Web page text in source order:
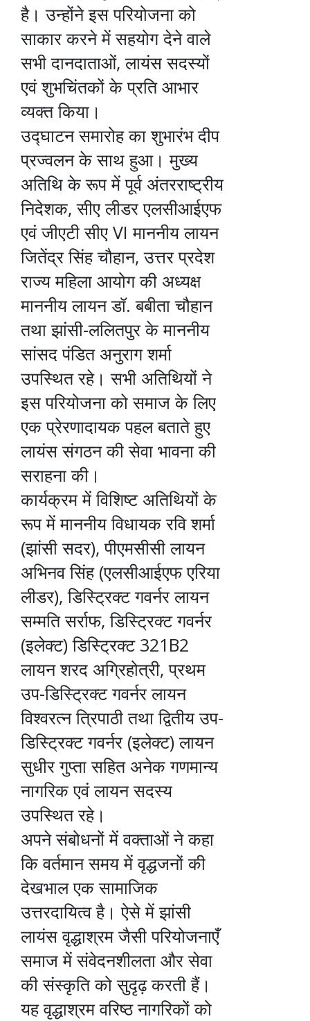
है। उन्होंने इस परियोजना को
साकार करने में सहयोग देने वाले
सभी दानदाताओं, लायंस सदस्यों
एवं शुभचिंतकों के प्रति आभार
व्यक्त किया।
उद्घाटन समारोह का शुभारंभ दीप
प्रज्वलन के साथ हुआ। मुख्य
अतिथि के रूप में पूर्व अंतरराष्ट्रीय
निदेशक, सीए लीडर एलसीआईएफ
एवं जीएटी सीए VI माननीय लायन
जितेंद्र सिंह चौहान, उत्तर प्रदेश
राज्य महिला आयोग की अध्यक्ष
माननीय लायन डॉ. बबीता चौहान
तथा झांसी-ललितपुर के माननीय
सांसद पंडित अनुराग शर्मा
उपस्थित रहे। सभी अतिथियों ने
इस परियोजना को समाज के लिए
एक प्रेरणादायक पहल बताते हुए
लायंस संगठन की सेवा भावना की
सराहना की।
कार्यक्रम में विशिष्ट अतिथियों के
रूप में माननीय विधायक रवि शर्मा
(झांसी सदर), पीएमसीसी लायन
अभिनव सिंह (एलसीआईएफ एरिया
लीडर), डिस्ट्रिक्ट गवर्नर लायन
सम्मति सर्राफ, डिस्ट्रिक्ट गवर्नर
(इलेक्ट) डिस्ट्रिक्ट 321B2
लायन शरद अग्रिहोत्री, प्रथम
उप-डिस्ट्रिक्ट गवर्नर लायन
विश्वरत्न त्रिपाठी तथा द्वितीय उप-
डिस्ट्रिक्ट गवर्नर (इलेक्ट) लायन
सुधीर गुप्ता सहित अनेक गणमान्य
नागरिक एवं लायन सदस्य
उपस्थित रहे।
अपने संबोधनों में वक्ताओं ने कहा
कि वर्तमान समय में वृद्धजनों की
देखभाल एक सामाजिक
उत्तरदायित्व है। ऐसे में झांसी
लायंस वृद्धाश्रम जैसी परियोजनाएँ
समाज में संवेदनशीलता और सेवा
की संस्कृति को सुदृढ़ करती हैं।
यह वृद्धाश्रम वरिष्ठ नागरिकों को